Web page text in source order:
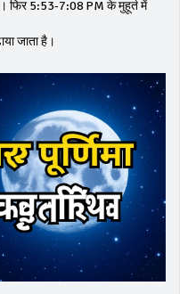
फिर 5:53‑7:08 PM के मुहूर्त में
जाता है।